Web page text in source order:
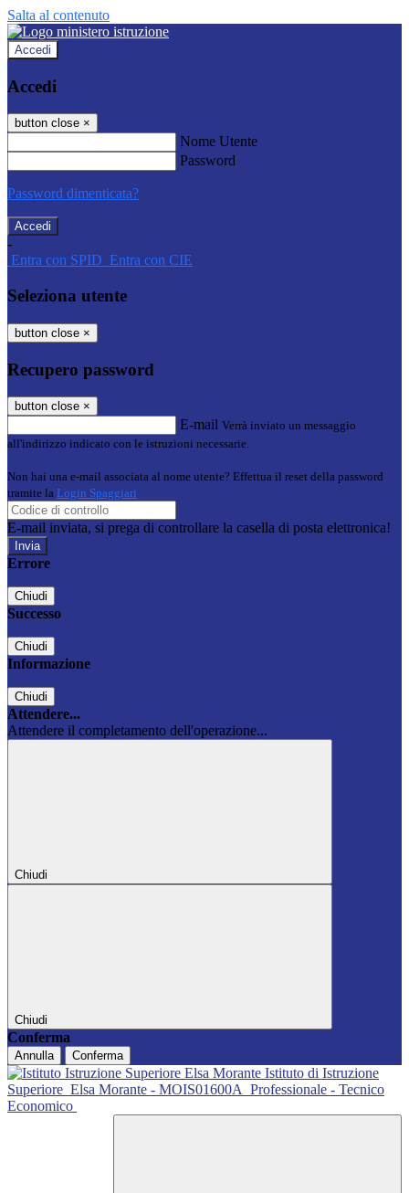
Salta al contenuto
Accedi
Accedi
button close ×
Nome Utente
Password
Password dimenticata?
-
Entra con SPID Entra con CIE
Seleziona utente
button close ×
Recupero password
button close ×
E-mail Verrà inviato un messaggio
all'indirizzo indicato con le istruzioni necessarie.
Non hai una e-mail associata al nome utente? Effettua il reset della password
tramite la Login Spaggiari
E-mail inviata, si prega di controllare la casella di posta elettronica!
Errore
Chiudi
Successo
Chiudi
Informazione
Chiudi
Attendere...
Attendere il completamento dell'operazione...
Chiudi
Chiudi
Conferma
Annulla Conferma
Istituto di Istruzione
Superiore Elsa Morante - MOIS01600A Professionale - Tecnico
Economico